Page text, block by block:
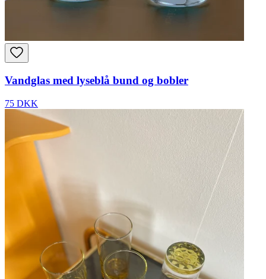
Vandglas med lyseblå bund og bobler
75 DKK